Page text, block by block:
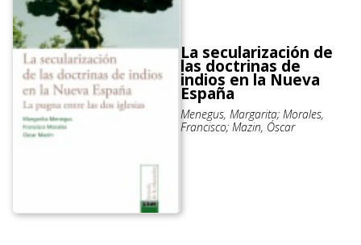
La secularización de
las doctrinas de
indios en la Nueva
España
Menegus, Margarita; Morales,
Francisco; Mazin, Óscar